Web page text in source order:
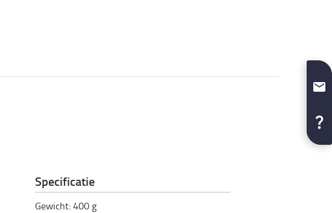
Specificatie
Gewicht:400 g